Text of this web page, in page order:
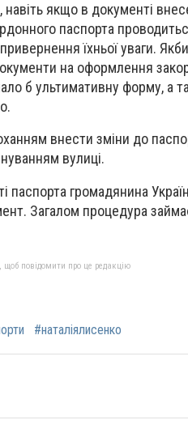
якщо в документі
паспорта
їхньої уваги.
на оформлення
б ультимативну форму, а
внести зміни до
вулиці.
паспорта громадянина
Загалом процедура
щоб повідомити про це редакцію
#наталіялисенко